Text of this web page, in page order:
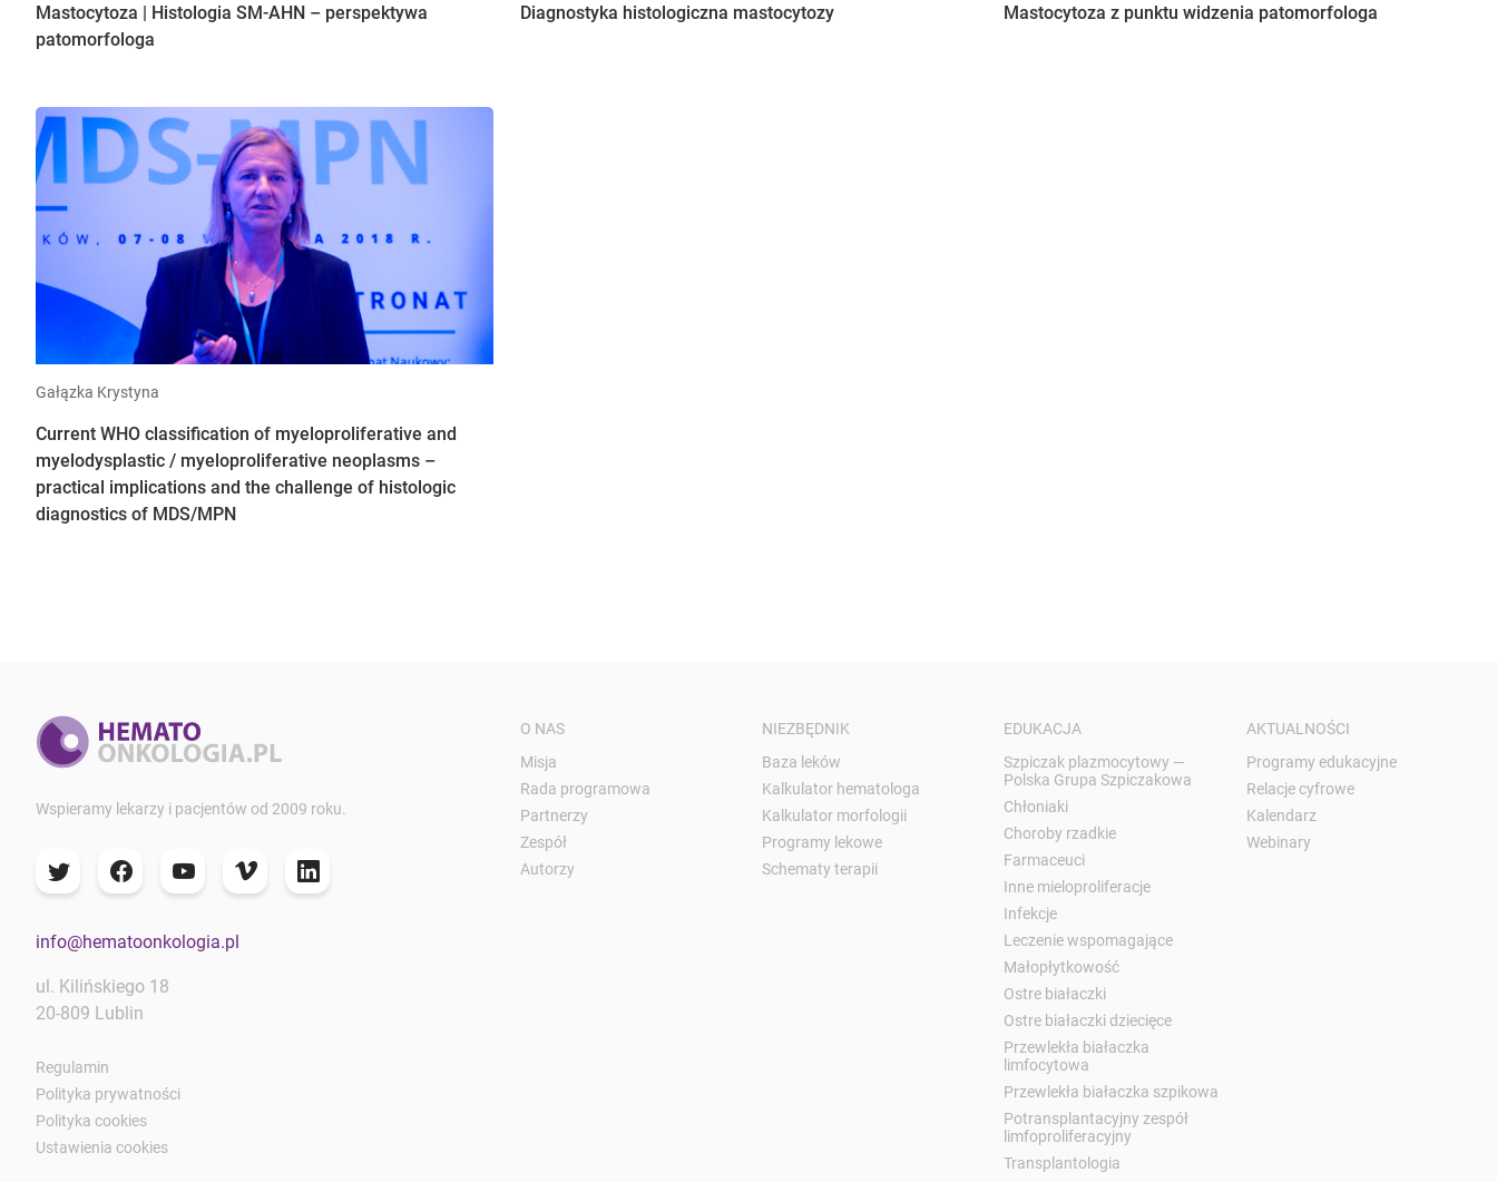
Mastocytoza | Histologia SM-AHN – perspektywa
patomorfologa
Diagnostyka histologiczna mastocytozy Mastocytoza z punktu widzenia patomorfologa
Gałązka Krystyna
Current WHO classification of myeloproliferative and
myelodysplastic / myeloproliferative neoplasms –
practical implications and the challenge of histologic
diagnostics of MDS/MPN
Wspieramy lekarzy i pacjentów od 2009 roku.
info@hematoonkologia.pl
ul. Kilińskiego 18
20-809 Lublin
Regulamin
Polityka prywatności
Polityka cookies
Ustawienia cookies
O NAS
Misja
Rada programowa
Partnerzy
Zespół
Autorzy
NIEZBĘDNIK
Baza leków
Kalkulator hematologa
Kalkulator morfologii
Programy lekowe
Schematy terapii
EDUKACJA
Szpiczak plazmocytowy —
Polska Grupa Szpiczakowa
Chłoniaki
Choroby rzadkie
Farmaceuci
Inne mieloproliferacje
Infekcje
Leczenie wspomagające
Małopłytkowość
Ostre białaczki
Ostre białaczki dziecięce
Przewlekła białaczka
limfocytowa
Przewlekła białaczka szpikowa
Potransplantacyjny zespół
limfoproliferacyjny
Transplantologia
AKTUALNOŚCI
Programy edukacyjne
Relacje cyfrowe
Kalendarz
Webinary